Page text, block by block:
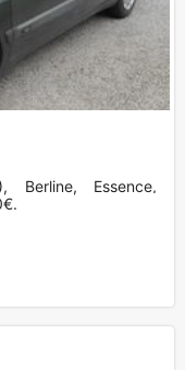
Essence,